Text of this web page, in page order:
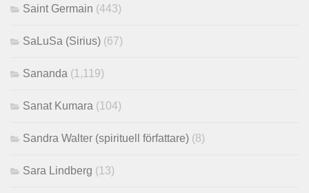
Saint Germain (443)
SaLuSa (Sirius) (67)
Sananda (1,119)
Sanat Kumara (104)
Sandra Walter (spirituell författare) (8)
Sara Lindberg (13)